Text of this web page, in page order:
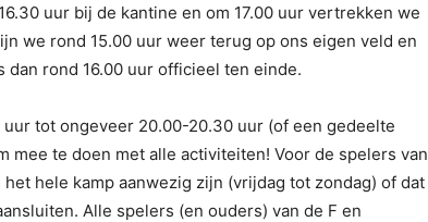
uur bij de kantine en om 17.00 uur vertrekken we
we rond 15.00 uur weer terug op ons eigen veld en
dan rond 16.00 uur officieel ten einde.
tot ongeveer 20.00-20.30 uur (of een gedeelte
mee te doen met alle activiteiten! Voor de spelers van
hele kamp aanwezig zijn (vrijdag tot zondag) of dat
Alle spelers (en ouders) van de F en